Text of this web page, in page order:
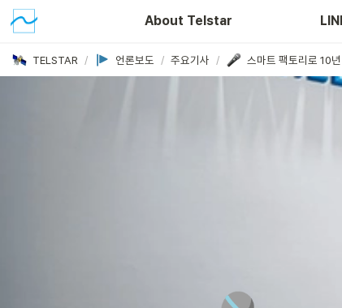
About Telstar
TELSTAR / 언론보도 / 주요기사 /